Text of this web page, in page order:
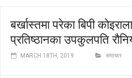
बर्खास्तमा परेका बिपी
प्रतिष्ठानका उपकुलपति
MARCH 18TH, 2019 समाचार